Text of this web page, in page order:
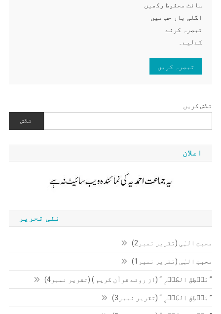
سائٹ محفوظ رکھیں
اگلی بار جب میں
تبصرہ کرنے
کےلیے۔
تلاش کریں
تلاش
اعلان
نئی تحریر
محبتِ الہٰی (تقریر نمبر2)
محبتِ الہٰی (تقریر نمبر1)
” مَنۡطِقَ الطَّیۡرِ “ (از روئے قرآن کریم ) (تقریر نمبر4)
” مَنۡطِقَ الطَّیۡرِ “ (تقریر نمبر3)